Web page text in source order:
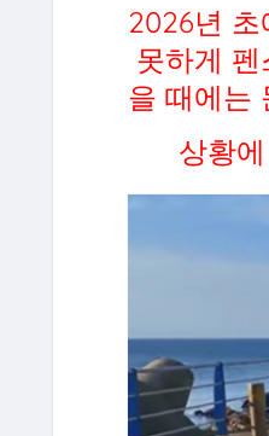
2026년
못하게
을 때에는
상황